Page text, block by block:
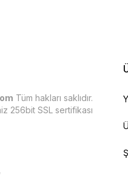
Tüm hakları saklıdır.
256bit SSL sertifikası